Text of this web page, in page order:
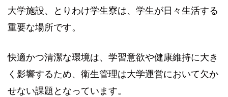
大学施設、とりわけ学生寮は、学生が日々生活する
重要な場所です。
快適かつ清潔な環境は、学習意欲や健康維持に大き
く影響するため、衛生管理は大学運営において欠か
せない課題となっています。